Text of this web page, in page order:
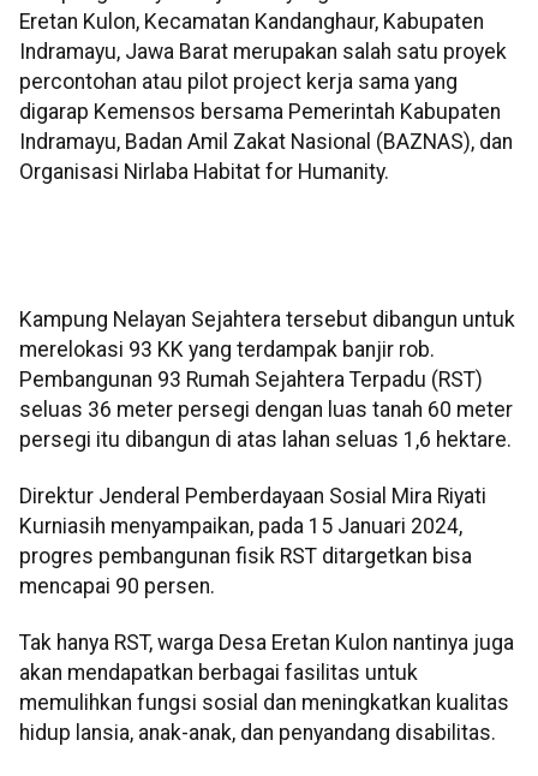
Eretan Kulon, Kecamatan Kandanghaur, Kabupaten
Indramayu, Jawa Barat merupakan salah satu proyek
percontohan atau pilot project kerja sama yang
digarap Kemensos bersama Pemerintah Kabupaten
Indramayu, Badan Amil Zakat Nasional (BAZNAS), dan
Organisasi Nirlaba Habitat for Humanity.
Kampung Nelayan Sejahtera tersebut dibangun untuk
merelokasi 93 KK yang terdampak banjir rob.
Pembangunan 93 Rumah Sejahtera Terpadu (RST)
seluas 36 meter persegi dengan luas tanah 60 meter
persegi itu dibangun di atas lahan seluas 1,6 hektare.
Direktur Jenderal Pemberdayaan Sosial Mira Riyati
Kurniasih menyampaikan, pada 15 Januari 2024,
progres pembangunan fisik RST ditargetkan bisa
mencapai 90 persen.
Tak hanya RST, warga Desa Eretan Kulon nantinya juga
akan mendapatkan berbagai fasilitas untuk
memulihkan fungsi sosial dan meningkatkan kualitas
hidup lansia, anak-anak, dan penyandang disabilitas.